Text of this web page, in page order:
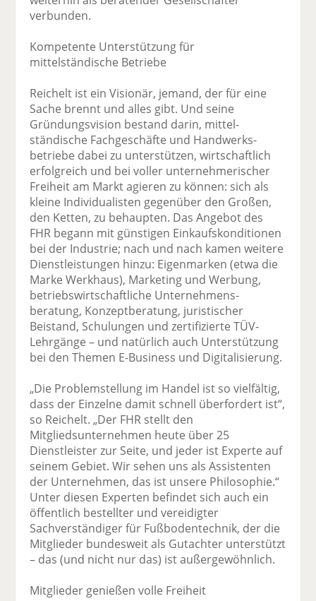
verbunden.
Kompetente Unterstützung für
mittelständische Betriebe
Reichelt ist ein Visionär, jemand, der für eine
Sache brennt und alles gibt. Und seine
Gründungs­vision bestand darin, mittel­
ständische Fachgeschäfte und Handwerks­
betriebe dabei zu unterstützen, wirtschaftlich
erfolgreich und bei voller unter­nehmerischer
Freiheit am Markt agieren zu können: sich als
kleine Individualisten gegenüber den Großen,
den Ketten, zu behaupten. Das Angebot des
FHR begann mit günstigen Einkaufs­konditionen
bei der Industrie; nach und nach kamen weitere
Dienstleistungen hinzu: Eigen­marken (etwa die
Marke Werkhaus), Marketing und Werbung,
betriebswirtschaftliche Unternehmens­
beratung, Konzept­beratung, juristischer
Beistand, Schulungen und zertifizierte TÜV-
Lehrgänge – und natürlich auch Unterstützung
bei den Themen E-Business und Digitalisierung.
„Die Problemstellung im Handel ist so vielfältig,
dass der Einzelne damit schnell überfordert ist“,
so Reichelt. „Der FHR stellt den
Mitgliedsunternehmen heute über 25
Dienstleister zur Seite, und jeder ist Experte auf
seinem Gebiet. Wir sehen uns als Assistenten
der Unternehmen, das ist unsere Philosophie.“
Unter diesen Experten be­findet sich auch ein
öffentlich bestellter und vereidigter
Sachverständiger für Fußbodentechnik, der die
Mitglieder bundesweit als Gutachter unterstützt
– das (und nicht nur das) ist außergewöhnlich.
Mitglieder genießen volle Freiheit